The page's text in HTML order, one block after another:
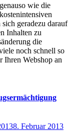
wie die
geradezu darauf
Inhalten zu
die
noch schnell so
Ihren Webshop an
8. Februar 2013